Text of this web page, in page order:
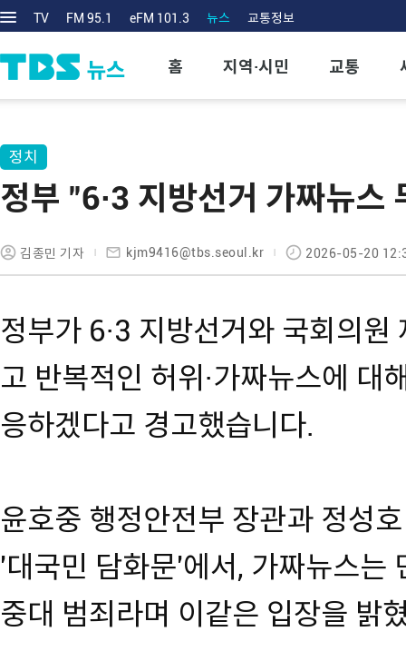
TV FM 95.1 eFM 101.3 뉴스 교통정보
홈 지역·시민 교통
정치
정부 "6·3 지방선거 가짜뉴스
김종민 기자 kjm9416@tbs.seoul.kr 2026-05-20
정부가 6·3 지방선거와 국회의원
고 반복적인 허위·가짜뉴스에 대
응하겠다고 경고했습니다.
윤호중 행정안전부 장관과 정성
'대국민 담화문'에서, 가짜뉴스는
중대 범죄라며 이같은 입장을 밝